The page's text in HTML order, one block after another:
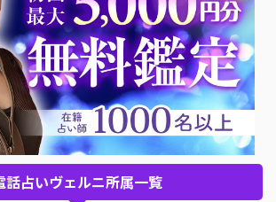
話占いヴェルニ所属一覧